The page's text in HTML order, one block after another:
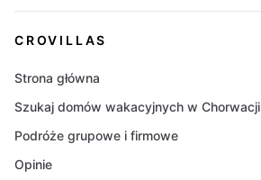
CROVILLAS
Strona główna
Szukaj domów wakacyjnych w Chorwacji
Podróże grupowe i firmowe
Opinie